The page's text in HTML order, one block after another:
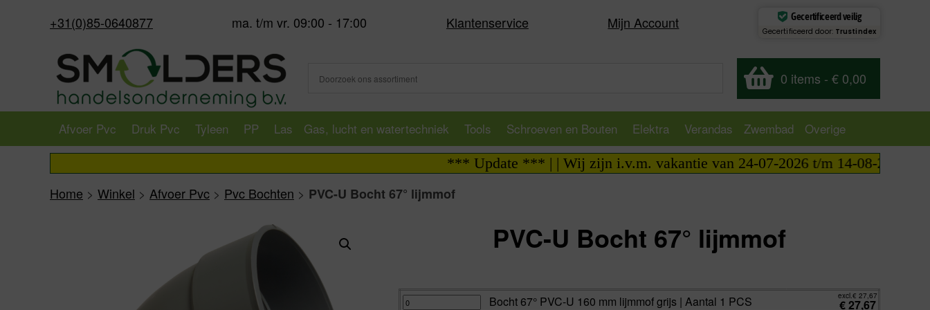
+31(0)85-0640877 ma. t/m vr. 09:00 - 17:00 Klantenservice Mijn Account Gecertificeerd veilig
Gecertificeerd door: Trustindex
0 items - € 0,00
Afvoer Pvc Druk Pvc Tyleen PP Las Gas, lucht en watertechniek Tools Schroeven en Bouten Elektra Verandas Zwembad
Overige
*** Update *** | | Wij zijn i.v.m. vakantie van 24-07-2026 t/m 14-08-2026
Home > Winkel > Afvoer Pvc > Pvc Bochten > PVC-U Bocht 67° lijmmof
PVC-U Bocht 67° lijmmof
Bocht
67° Bocht 67° PVC-U 160 mm lijmmof grijs | Aantal 1 PCS excl.€ 27,67
€27,67